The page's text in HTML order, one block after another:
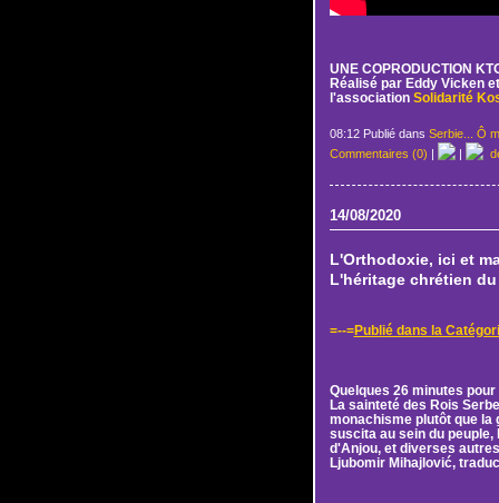
UNE COPRODUCTION
Réalisé par Eddy Vicken
l'association Solidarité
08:12 Publié dans Serbie... Ô
Commentaires (0)
|
14/08/2020
L'Orthodoxie, ici et
L'héritage chrétien
=--=Publié dans la
Quelques 26 minutes
La sainteté des Rois
monachisme plutôt que la
suscita au sein du peuple,
d'Anjou, et diverses
Ljubomir Mihajlović,